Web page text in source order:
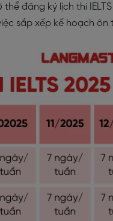
thể đăng ký lịch thi
sắp xếp kế hoạch ôn